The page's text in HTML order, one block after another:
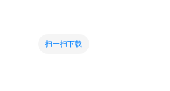
扫一扫下载